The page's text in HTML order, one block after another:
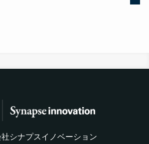
シナプスイノベーション